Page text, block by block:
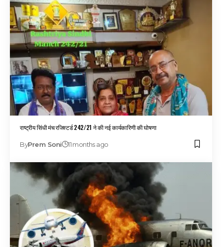
राष्ट्रीय सिंधी मंच रजिस्टर्ड 242/21 ने की नई कार्यकारिणी की घोषणा
ByPrem Soni 11 months ago